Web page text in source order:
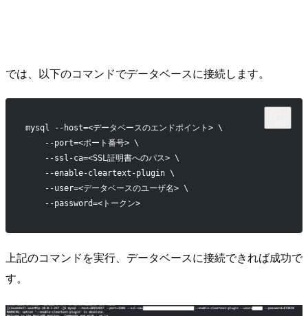
では、以下のコマンドでデータベースに接続します。
mysql --host=<データベースのエンドポイント> \
    --port=<ポート番号> \
    --ssl-ca=<SSL証明書へのパス> \
    --enable-cleartext-plugin \
    --user=<データベースのユーザ名> \
    --password=<トークン>
上記のコマンドを実行、データベースに接続できれば成功で
す。